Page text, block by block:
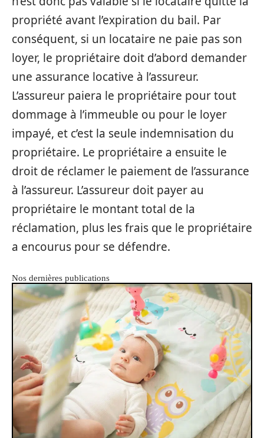
propriété avant l’expiration du bail. Par
conséquent, si un locataire ne paie pas son
loyer, le propriétaire doit d’abord demander
une assurance locative à l’assureur.
L’assureur paiera le propriétaire pour tout
dommage à l’immeuble ou pour le loyer
impayé, et c’est la seule indemnisation du
propriétaire. Le propriétaire a ensuite le
droit de réclamer le paiement de l’assurance
à l’assureur. L’assureur doit payer au
propriétaire le montant total de la
réclamation, plus les frais que le propriétaire
a encourus pour se défendre.
Nos dernières publications